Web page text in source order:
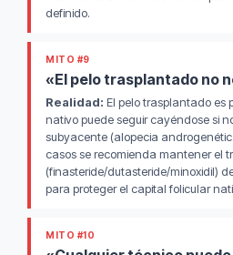
definido.
MITO #9
«El pelo trasplantado no
Realidad: El pelo trasplantado es
nativo puede seguir cayéndose si
subyacente (alopecia
casos se recomienda mantener el
(finasteride/dutasteride/minoxidil)
para proteger el capital folicular
MITO #10